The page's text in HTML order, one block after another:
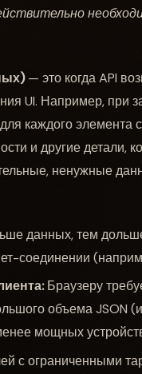
— это когда API
UI. Например, при
каждого элемента
и другие детали,
ненужные
данных, тем
соединении
Браузеру
объема JSON
мощных
с ограниченными